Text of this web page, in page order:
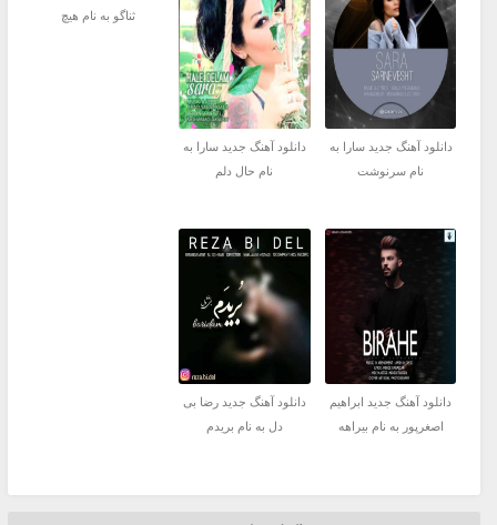
دانلود آهنگ جدید سارا به
نام سرنوشت
دانلود آهنگ جدید سارا به
نام حال دلم
ثناگو به نام هیچ
دانلود آهنگ جدید ابراهیم
اصغرپور به نام بیراهه
دانلود آهنگ جدید رضا بی
دل به نام بریدم